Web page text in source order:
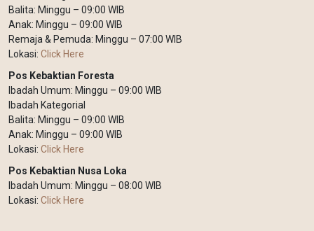
Balita: Minggu – 09:00 WIB
Anak: Minggu – 09:00 WIB
Remaja & Pemuda: Minggu – 07:00 WIB
Lokasi: Click Here
Pos Kebaktian Foresta
Ibadah Umum: Minggu – 09:00 WIB
Ibadah Kategorial
Balita: Minggu – 09:00 WIB
Anak: Minggu – 09:00 WIB
Lokasi: Click Here
Pos Kebaktian Nusa Loka
Ibadah Umum: Minggu – 08:00 WIB
Lokasi: Click Here